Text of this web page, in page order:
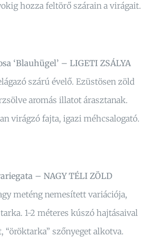
hozza feltörő szárain a virágait.
‘Blauhügel’ – LIGETI ZSÁLYA
szárú évelő. Ezüstösen zöld
aromás illatot árasztanak.
virágzó fajta, igazi méhcsalogató.
– NAGY TÉLI ZÖLD
meténg nemesített variációja,
1-2 méteres kúszó hajtásaival
“öröktarka” szőnyeget alkotva.